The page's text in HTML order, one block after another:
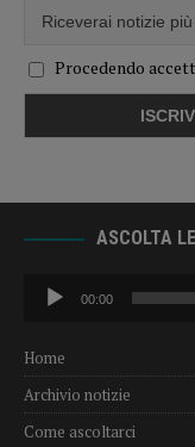
Procedendo
ASCOLTA
Audio
Player
00:00
Home
Archivio notizie
Come ascoltarci